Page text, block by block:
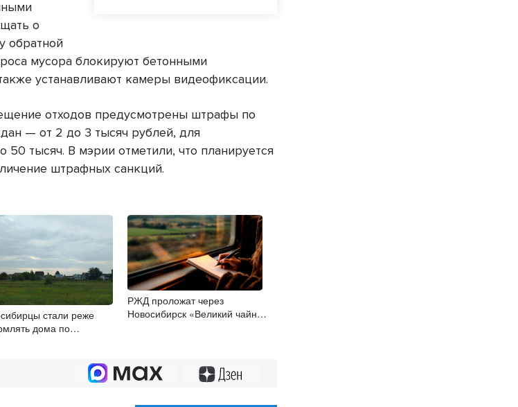
о
обратной
мусора блокируют бетонными
устанавливают камеры видеофиксации.
отходов предусмотрены штрафы по
— от 2 до 3 тысяч рублей, для
тысяч. В мэрии отметили, что планируется
штрафных санкций.
стали реже
дома по
РЖД проложат через
Новосибирск «Великий чайный